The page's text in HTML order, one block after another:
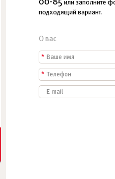
00-85 или заполните
подходящий вариант.
О вас
*
*